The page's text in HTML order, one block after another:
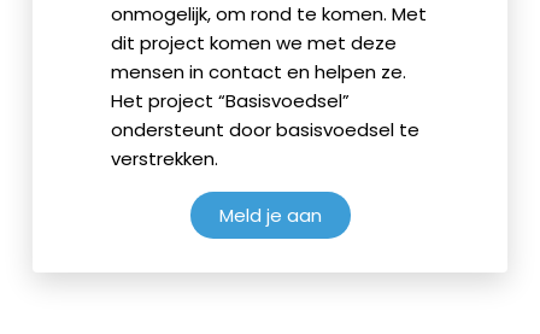
onmogelijk, om rond te komen. Met
dit project komen we met deze
mensen in contact en helpen ze.
Het project “Basisvoedsel”
ondersteunt door basisvoedsel te
verstrekken.
Meld je aan